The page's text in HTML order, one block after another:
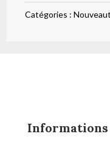
Catégories :